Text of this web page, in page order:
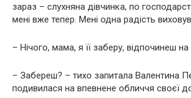
зараз – слухняна дівчинка, по
мені вже тепер. Мені одна радість
– Нічого, мама, я її заберу, відпочинеш на
– Забереш? – тихо запитала Валентина
подивилася на впевнене обличчя своєї